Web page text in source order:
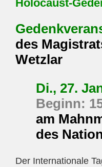
Holocaust-
des
Wetzlar
Di., 27.
Beginn:
am
des
Der Internationale